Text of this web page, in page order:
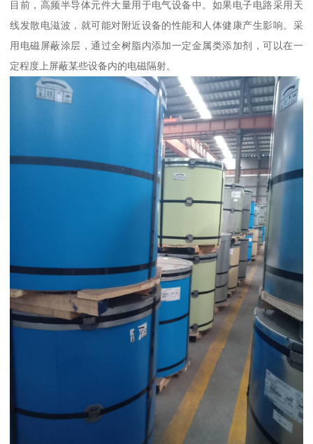
目前，高频半导体元件大量用于电气设备中。如果电子电路采用天
线发散电滋波，就可能对附近设备的性能和人体健康产生影响。采
用电磁屏蔽涂层，通过全树脂内添加一定金属类添加剂，可以在一
定程度上屏蔽某些设备内的电磁隔射。